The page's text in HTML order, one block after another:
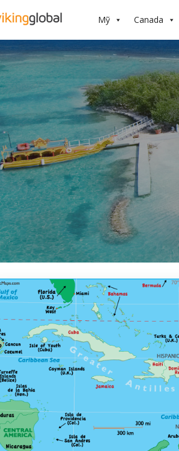
Mỹ Canada